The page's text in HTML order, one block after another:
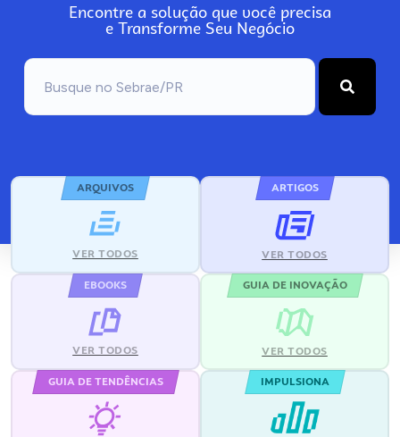
Encontre a solução que você precisa
e Transforme Seu Negócio
ARQUIVOS
VER TODOS
ARTIGOS
VER TODOS
EBOOKS
VER TODOS
GUIA DE INOVAÇÃO
VER TODOS
GUIA DE TENDÊNCIAS IMPULSIONA